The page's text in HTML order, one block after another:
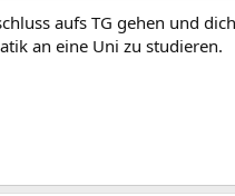
aufs TG gehen und
an eine Uni zu studieren.